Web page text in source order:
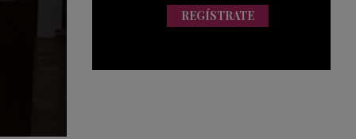
REGÍSTRATE